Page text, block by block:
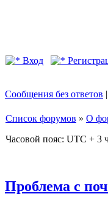
Вход
Сообщения без ответов |
Список форумов » О
Часовой пояс: UTC + 3
Проблема с